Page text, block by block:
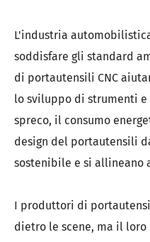
L'industria
soddisfare gli standard
di portautensili CNC
lo sviluppo di strumenti
spreco, il consumo
design del portautensili
sostenibile e si
I produttori di
dietro le scene, ma il